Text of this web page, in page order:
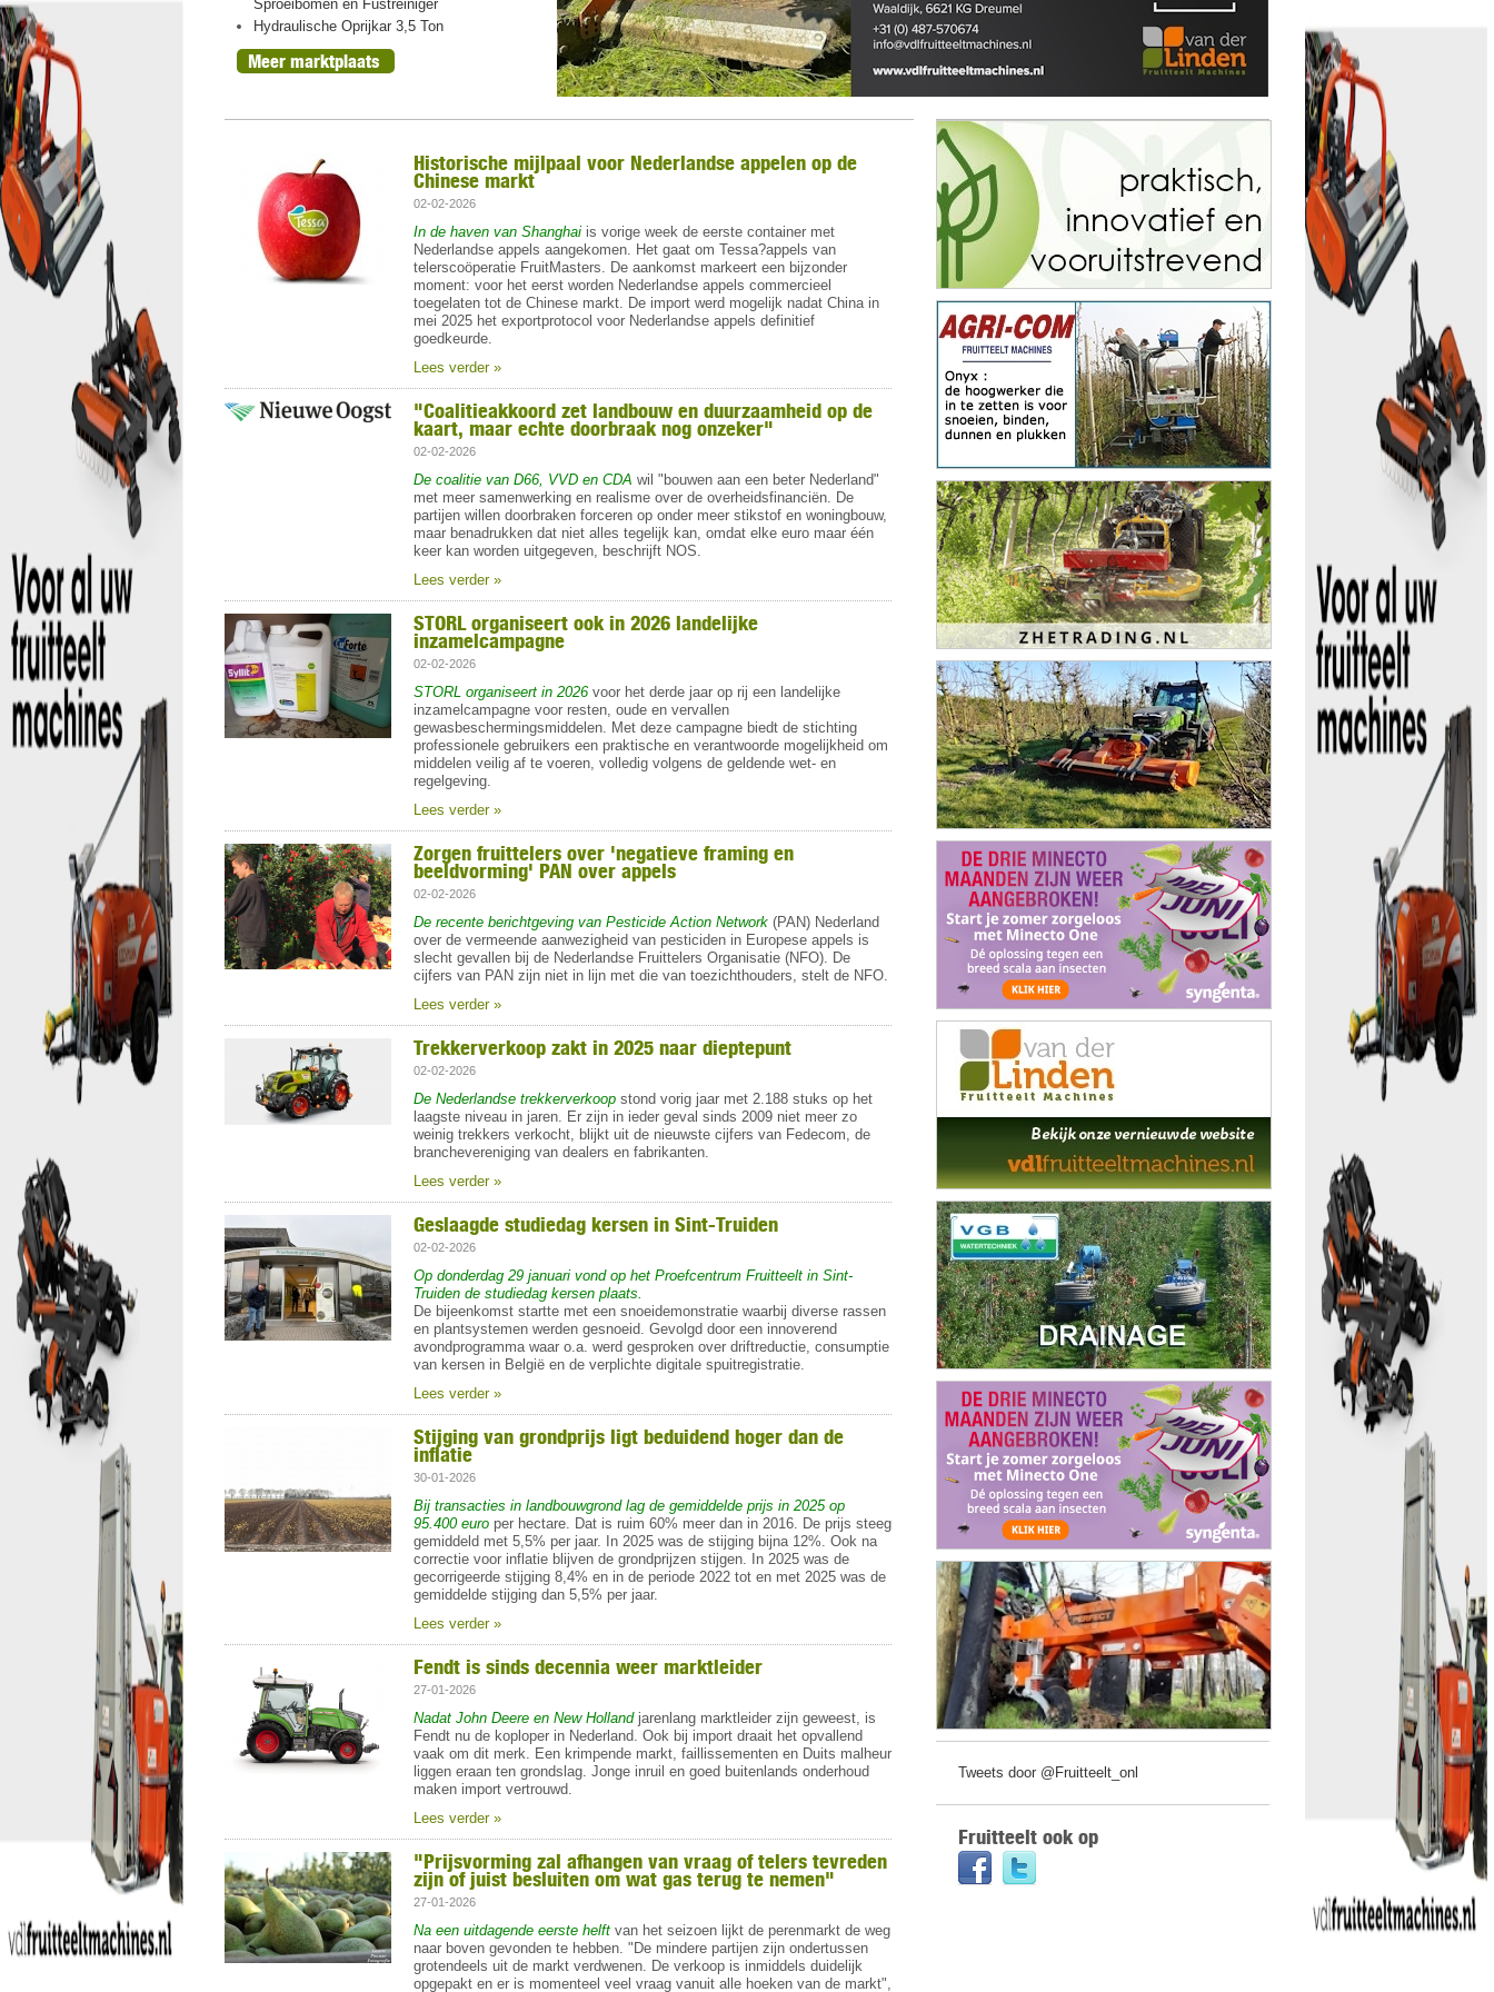
oogst 2026
peren
Sproeibomen en Fustreiniger
Hydraulische Oprijkar 3,5 Ton
Meer marktplaats
Historische mijlpaal voor Nederlandse appelen op de
Chinese markt
02-02-2026
In de haven van Shanghai is vorige week de eerste container met
Nederlandse appels aangekomen. Het gaat om Tessa?appels van
telerscoöperatie FruitMasters. De aankomst markeert een bijzonder
moment: voor het eerst worden Nederlandse appels commercieel
toegelaten tot de Chinese markt. De import werd mogelijk nadat China in
mei 2025 het exportprotocol voor Nederlandse appels definitief
goedkeurde.
Lees verder »
"Coalitieakkoord zet landbouw en duurzaamheid op de
kaart, maar echte doorbraak nog onzeker"
02-02-2026
De coalitie van D66, VVD en CDA wil "bouwen aan een beter Nederland"
met meer samenwerking en realisme over de overheidsfinanciën. De
partijen willen doorbraken forceren op onder meer stikstof en woningbouw,
maar benadrukken dat niet alles tegelijk kan, omdat elke euro maar één
keer kan worden uitgegeven, beschrijft NOS.
Lees verder »
STORL organiseert ook in 2026 landelijke
inzamelcampagne
02-02-2026
STORL organiseert in 2026 voor het derde jaar op rij een landelijke
inzamelcampagne voor resten, oude en vervallen
gewasbeschermingsmiddelen. Met deze campagne biedt de stichting
professionele gebruikers een praktische en verantwoorde mogelijkheid om
middelen veilig af te voeren, volledig volgens de geldende wet- en
regelgeving.
Lees verder »
Zorgen fruittelers over 'negatieve framing en
beeldvorming' PAN over appels
02-02-2026
De recente berichtgeving van Pesticide Action Network (PAN) Nederland
over de vermeende aanwezigheid van pesticiden in Europese appels is
slecht gevallen bij de Nederlandse Fruittelers Organisatie (NFO). De
cijfers van PAN zijn niet in lijn met die van toezichthouders, stelt de NFO.
Lees verder »
Trekkerverkoop zakt in 2025 naar dieptepunt
02-02-2026
De Nederlandse trekkerverkoop stond vorig jaar met 2.188 stuks op het
laagste niveau in jaren. Er zijn in ieder geval sinds 2009 niet meer zo
weinig trekkers verkocht, blijkt uit de nieuwste cijfers van Fedecom, de
branchevereniging van dealers en fabrikanten.
Lees verder »
Geslaagde studiedag kersen in Sint-Truiden
02-02-2026
Op donderdag 29 januari vond op het Proefcentrum Fruitteelt in Sint-
Truiden de studiedag kersen plaats.
De bijeenkomst startte met een snoeidemonstratie waarbij diverse rassen
en plantsystemen werden gesnoeid. Gevolgd door een innoverend
avondprogramma waar o.a. werd gesproken over driftreductie, consumptie
van kersen in België en de verplichte digitale spuitregistratie.
Lees verder »
Stijging van grondprijs ligt beduidend hoger dan de
inflatie
30-01-2026
Bij transacties in landbouwgrond lag de gemiddelde prijs in 2025 op
95.400 euro per hectare. Dat is ruim 60% meer dan in 2016. De prijs steeg
gemiddeld met 5,5% per jaar. In 2025 was de stijging bijna 12%. Ook na
correctie voor inflatie blijven de grondprijzen stijgen. In 2025 was de
gecorrigeerde stijging 8,4% en in de periode 2022 tot en met 2025 was de
gemiddelde stijging dan 5,5% per jaar.
Lees verder »
Fendt is sinds decennia weer marktleider
27-01-2026
Nadat John Deere en New Hollandjarenlang marktleider zijn geweest, is
Fendt nu de koploper in Nederland. Ook bij import draait het opvallend
vaak om dit merk. Een krimpende markt, faillissementen en Duits malheur
liggen eraan ten grondslag. Jonge inruil en goed buitenlands onderhoud
maken import vertrouwd.
Lees verder »
"Prijsvorming zal afhangen van vraag of telers tevreden
zijn of juist besluiten om wat gas terug te nemen"
27-01-2026
Na een uitdagende eerste helft van het seizoen lijkt de perenmarkt de weg
naar boven gevonden te hebben. "De mindere partijen zijn ondertussen
grotendeels uit de markt verdwenen. De verkoop is inmiddels duidelijk
opgepakt en er is momenteel veel vraag vanuit alle hoeken van de markt",
Tweets door @Fruitteelt_onl
Fruitteelt ook op